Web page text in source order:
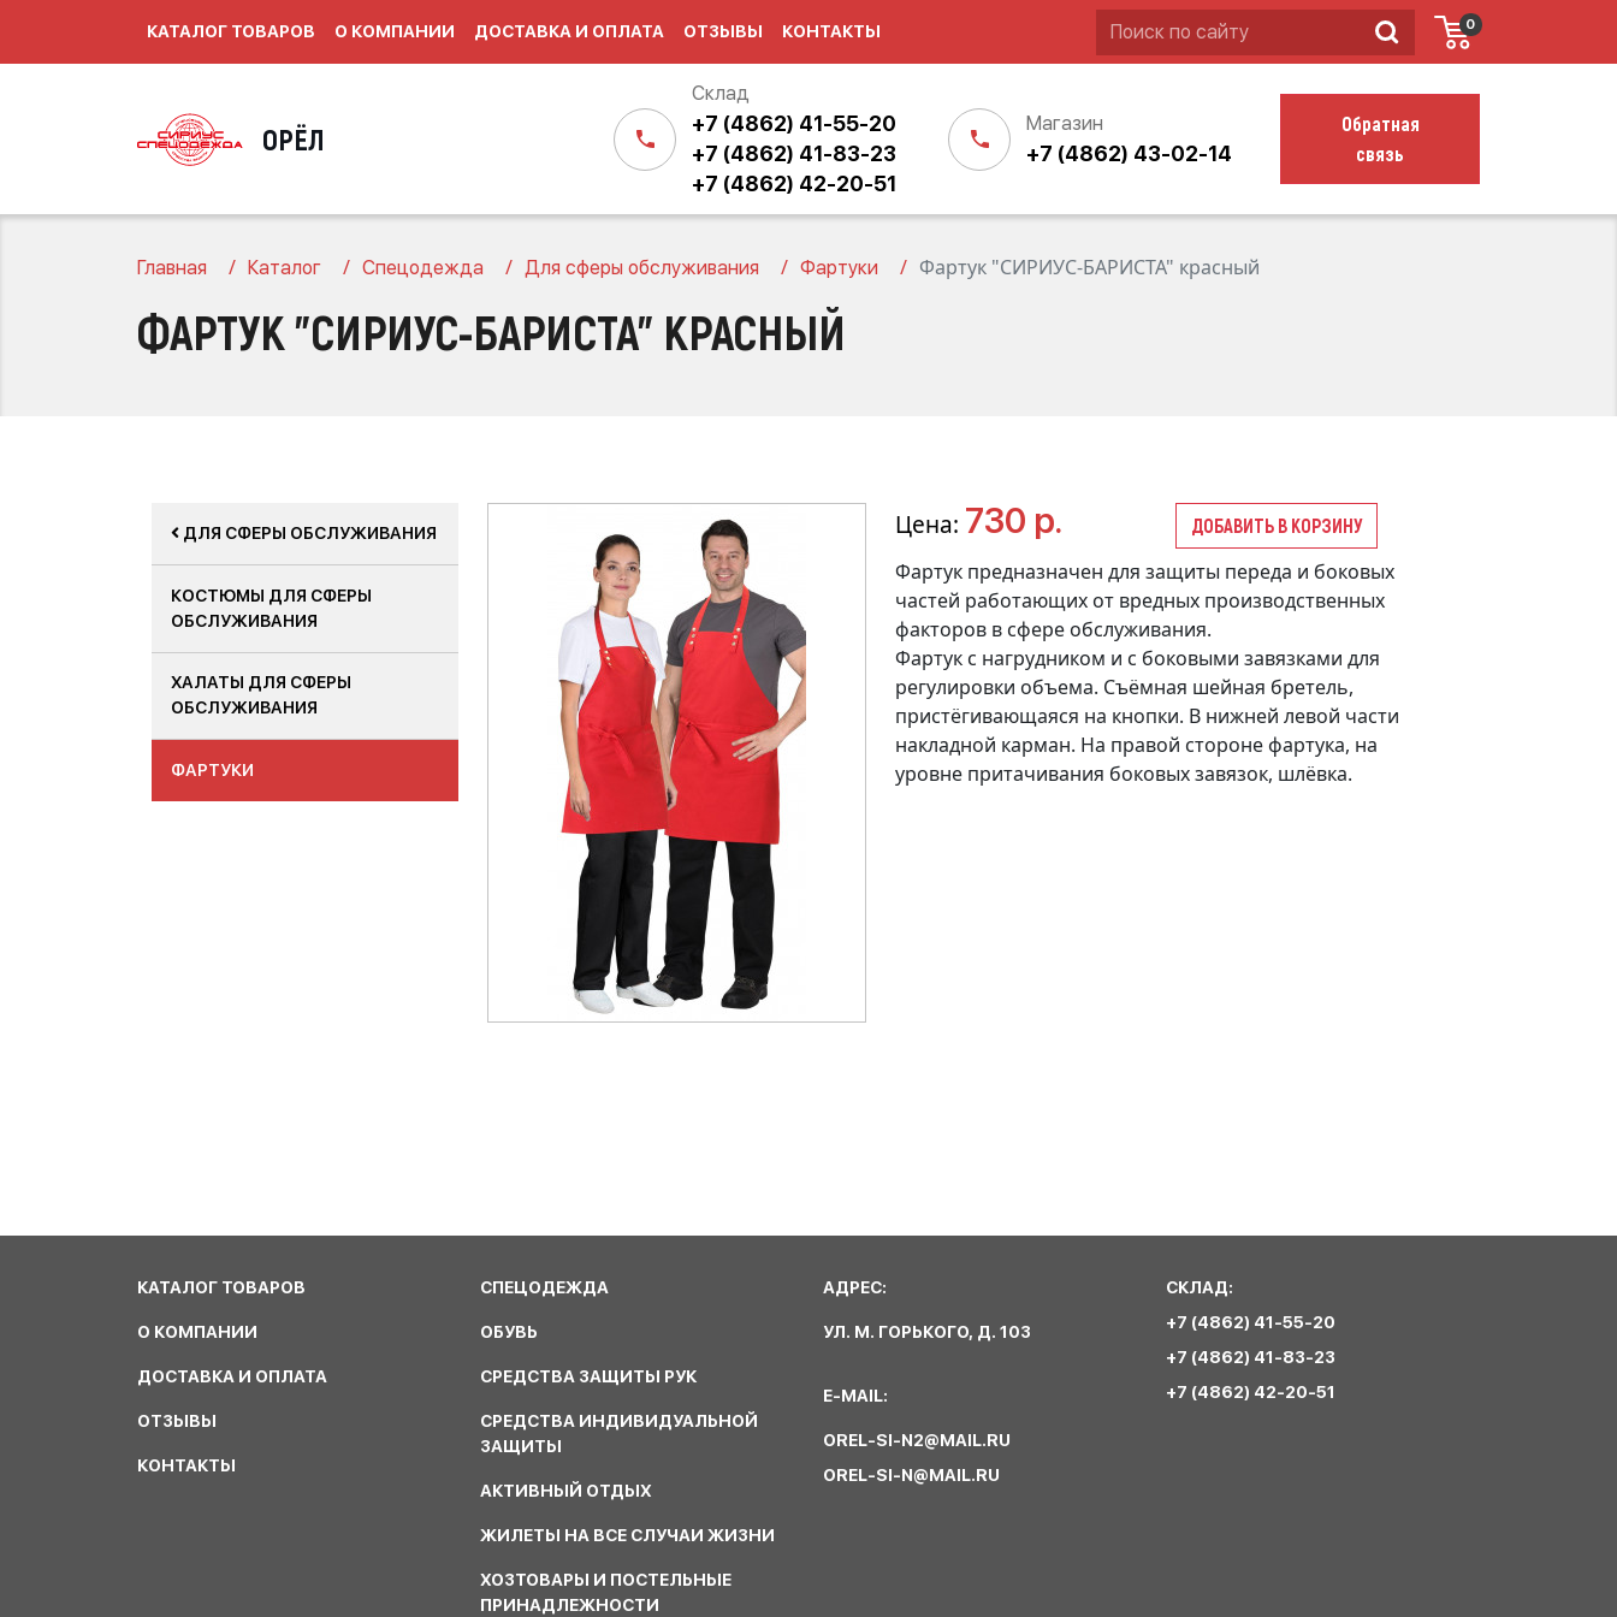
КАТАЛОГ ТОВАРОВ О КОМПАНИИ ДОСТАВКА И ОПЛАТА ОТЗЫВЫ КОНТАКТЫ 0
ОРЁЛ
Склад
+7 (4862) 41-55-20
+7 (4862) 41-83-23
+7 (4862) 42-20-51
Магазин
+7 (4862) 43-02-14
Обратная
связь
Главная Каталог Спецодежда Для сферы обслуживания Фартуки Фартук "СИРИУС-БАРИСТА" красный
ФАРТУК "СИРИУС-БАРИСТА" КРАСНЫЙ
ДЛЯ СФЕРЫ ОБСЛУЖИВАНИЯ
КОСТЮМЫ ДЛЯ СФЕРЫ
ОБСЛУЖИВАНИЯ
ХАЛАТЫ ДЛЯ СФЕРЫ
ОБСЛУЖИВАНИЯ
ФАРТУКИ
Цена: 730 р. ДОБАВИТЬ В КОРЗИНУ
Фартук предназначен для защиты переда и боковых
частей работающих от вредных производственных
факторов в сфере обслуживания.
Фартук с нагрудником и с боковыми завязками для
регулировки объема. Съёмная шейная бретель,
пристёгивающаяся на кнопки. В нижней левой части
накладной карман. На правой стороне фартука, на
уровне притачивания боковых завязок, шлёвка.
КАТАЛОГ ТОВАРОВ
О КОМПАНИИ
ДОСТАВКА И ОПЛАТА
ОТЗЫВЫ
КОНТАКТЫ
СПЕЦОДЕЖДА
ОБУВЬ
СРЕДСТВА ЗАЩИТЫ РУК
СРЕДСТВА ИНДИВИДУАЛЬНОЙ
ЗАЩИТЫ
АКТИВНЫЙ ОТДЫХ
ЖИЛЕТЫ НА ВСЕ СЛУЧАИ ЖИЗНИ
ХОЗТОВАРЫ И ПОСТЕЛЬНЫЕ
ПРИНАДЛЕЖНОСТИ
АДРЕС:
УЛ. М. ГОРЬКОГО, Д. 103
E-MAIL:
OREL-SI-N2@MAIL.RU
OREL-SI-N@MAIL.RU
СКЛАД:
+7 (4862) 41-55-20
+7 (4862) 41-83-23
+7 (4862) 42-20-51